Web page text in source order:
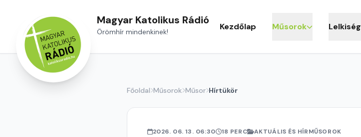
Magyar Katolikus Rádió
Örömhír mindenkinek! Kezdőlap Műsorok Lelkiség
Főoldal Műsorok Műsor Hírtükör
2026. 06. 13. 06:30 18 PERC AKTUÁLIS ÉS HÍRMŰSOROK